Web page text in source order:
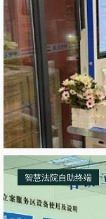
智慧法院自助终端